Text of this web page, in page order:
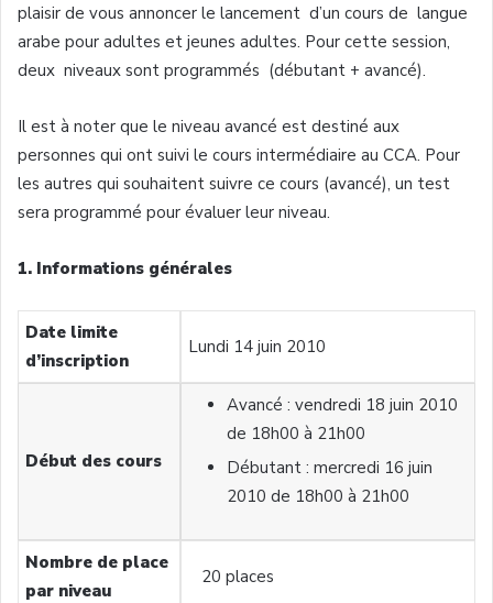
plaisir de vous annoncer le lancement d’un cours de langue
arabe pour adultes et jeunes adultes. Pour cette session,
deux niveaux sont programmés (débutant + avancé).
Il est à noter que le niveau avancé est destiné aux
personnes qui ont suivi le cours intermédiaire au CCA. Pour
les autres qui souhaitent suivre ce cours (avancé), un test
sera programmé pour évaluer leur niveau.
1. Informations générales
Date limite
d’inscription
Lundi 14 juin 2010
Début des cours
Avancé : vendredi 18 juin 2010
de 18h00 à 21h00
Débutant : mercredi 16 juin
2010 de 18h00 à 21h00
Nombre de place
par niveau
20 places